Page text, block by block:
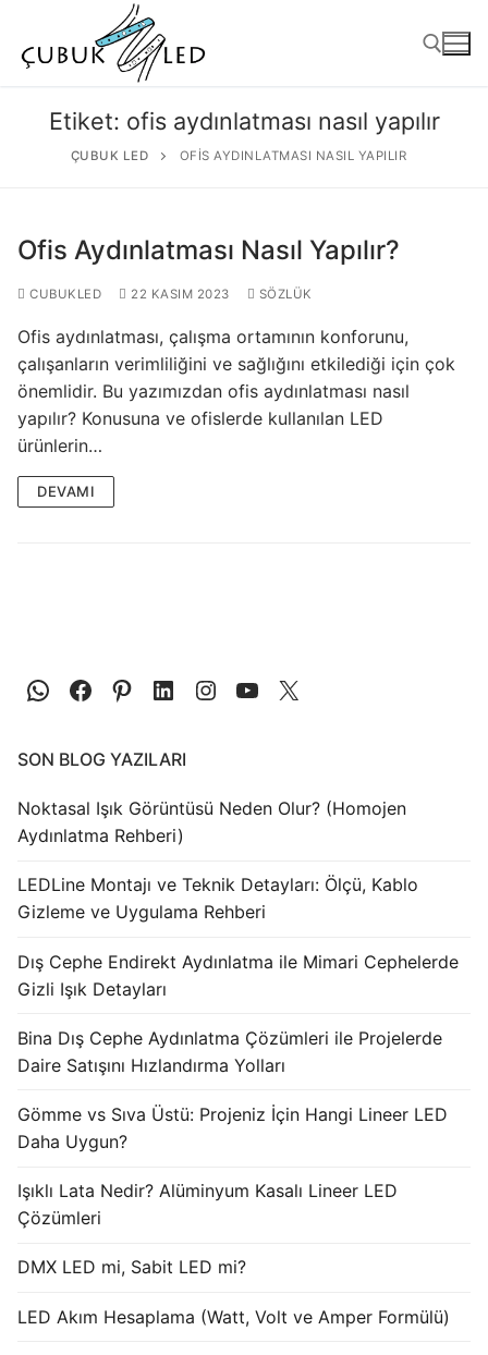
ANASAYFA
ÜRÜNLER
LED Modüller
Sabit Akım Çubuk LED
Alüminyum LED Profilleri
Plastik LED Profilleri
DMX Kontrol Sistemleri
LED Güç Kaynakları
Dış Mekan LED Driver
Etiket: ofis aydınlatması nasıl yapılır
ÇUBUK LED OFIS AYDINLATMASI NASIL YAPILIR
Ofis Aydınlatması Nasıl Yapılır?
CUBUKLED 22 KASIM 2023 SÖZLÜK
Ofis aydınlatması, çalışma ortamının konforunu,
çalışanların verimliliğini ve sağlığını etkilediği için çok
önemlidir. Bu yazımızdan ofis aydınlatması nasıl
yapılır? Konusuna ve ofislerde kullanılan LED
ürünlerin…
DEVAMI
SON BLOG YAZILARI
Noktasal Işık Görüntüsü Neden Olur? (Homojen
Aydınlatma Rehberi)
LEDLine Montajı ve Teknik Detayları: Ölçü, Kablo
Gizleme ve Uygulama Rehberi
Dış Cephe Endirekt Aydınlatma ile Mimari Cephelerde
Gizli Işık Detayları
Bina Dış Cephe Aydınlatma Çözümleri ile Projelerde
Daire Satışını Hızlandırma Yolları
Gömme vs Sıva Üstü: Projeniz İçin Hangi Lineer LED
Daha Uygun?
Işıklı Lata Nedir? Alüminyum Kasalı Lineer LED
Çözümleri
DMX LED mi, Sabit LED mi?
LED Akım Hesaplama (Watt, Volt ve Amper Formülü)